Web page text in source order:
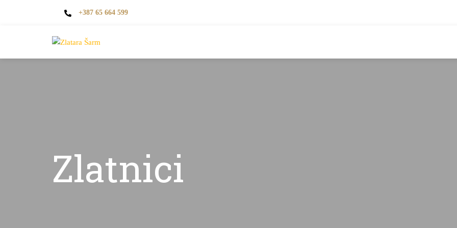
+387 65 664 599
Zlatnici